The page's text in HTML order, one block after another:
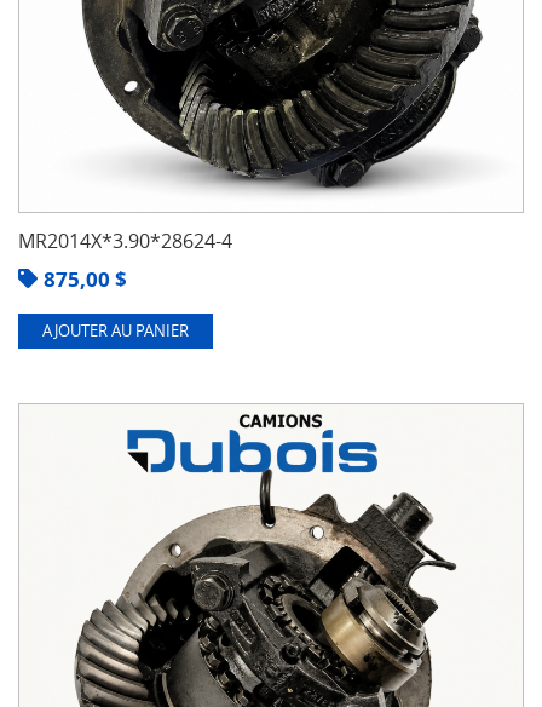
MR2014X*3.90*28624-4
875,00 $
AJOUTER AU PANIER